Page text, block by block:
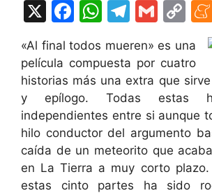
X
F
c
e
b
o
o
k
W
at
s
A
p
p
T
e
gr
a
m
G
ai
l
C
p
y
Li
n
k
«Al final todos mueren» es una
película compuesta por cuatro
historias más una extra que
y epílogo. Todas estas
independientes entre si aunque
hilo conductor del argumento
caída de un meteorito que
en La Tierra a muy corto
estas cinto partes ha sido